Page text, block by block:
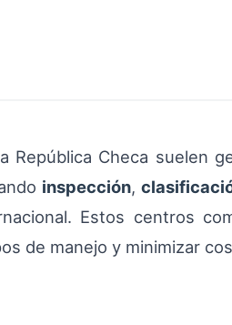
Checa suelen
inspección,
Estos centros
de manejo y minimizar